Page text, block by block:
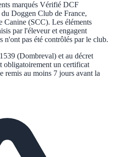
marqués Vérifié DCF
Doggen Club de France,
Canine (SCC). Les éléments
par l'éleveur et engagent
n'ont pas été contrôlés par le club.
(Dombreval) et au décret
obligatoirement un certificat
remis au moins 7 jours avant la